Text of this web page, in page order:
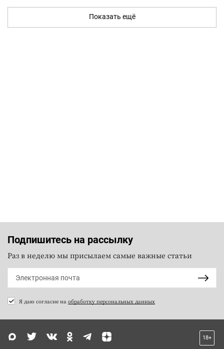
Показать ещё
Подпишитесь на рассылку
Раз в неделю мы присылаем самые важные статьи
Я даю согласие на обработку персональных данных
18+